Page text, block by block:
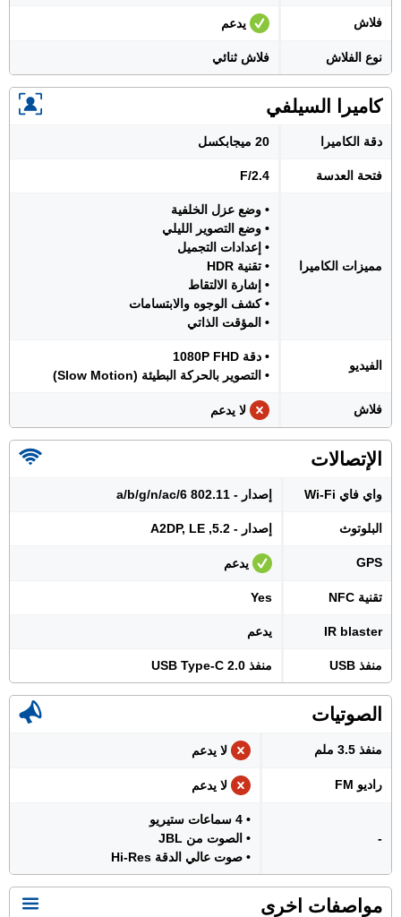
فلاش يدعم
نوع الفلاش فلاش ثنائي
كاميرا السيلفي
دقة الكاميرا 20 ميجابكسل
فتحة العدسة F/2.4
مميزات الكاميرا
• وضع عزل الخلفية
• وضع التصوير الليلي
• إعدادات التجميل
• تقنية HDR
• إشارة الالتقاط
• كشف الوجوه والابتسامات
• المؤقت الذاتي
الفيديو
• دقة 1080P FHD
• التصوير بالحركة البطيئة (Slow Motion)
فلاش لا يدعم
الإتصالات
واي فاي Wi-Fi إصدار - 802.11 a/b/g/n/ac/6
البلوتوث إصدار - 5.2, A2DP, LE
GPS يدعم
تقنية NFC Yes
IR blaster يدعم
منفذ USB منفذ USB Type-C 2.0
الصوتيات
منفذ 3.5 ملم لا يدعم
راديو FM لا يدعم
-
• 4 سماعات ستيريو
• الصوت من JBL
• صوت عالي الدقة Hi-Res
مواصفات اخرى